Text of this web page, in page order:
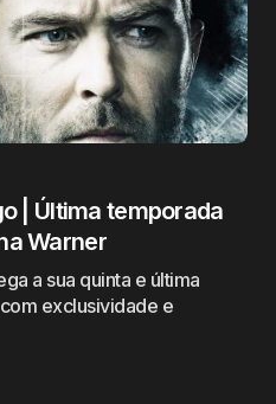
| Última temporada
Warner
a sua quinta e última
exclusividade e